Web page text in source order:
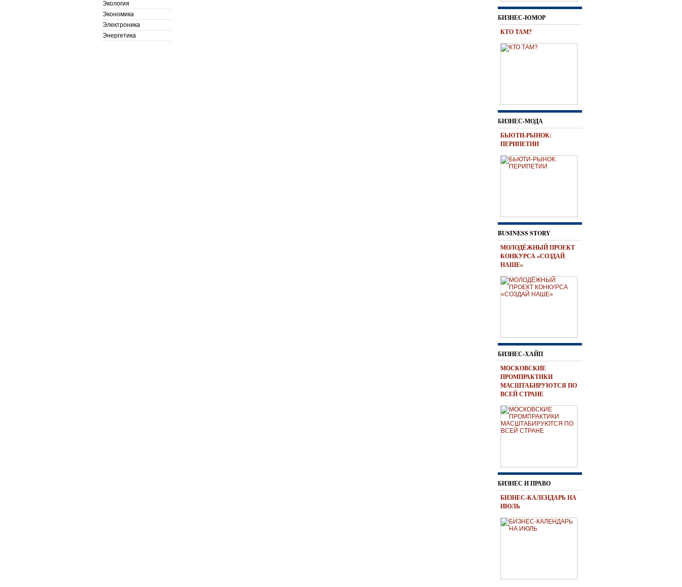
Экология
Экономика
Электроника
Энергетика
БИЗНЕС-ЮМОР
КТО ТАМ?
БИЗНЕС-МОДА
БЬЮТИ-РЫНОК:
ПЕРИПЕТИИ
BUSINESS STORY
МОЛОДЁЖНЫЙ ПРОЕКТ
КОНКУРСА «СОЗДАЙ
НАШЕ»
БИЗНЕС-ХАЙП
МОСКОВСКИЕ
ПРОМПРАКТИКИ
МАСШТАБИРУЮТСЯ ПО
ВСЕЙ СТРАНЕ
БИЗНЕС И ПРАВО
БИЗНЕС-КАЛЕНДАРЬ НА
ИЮЛЬ